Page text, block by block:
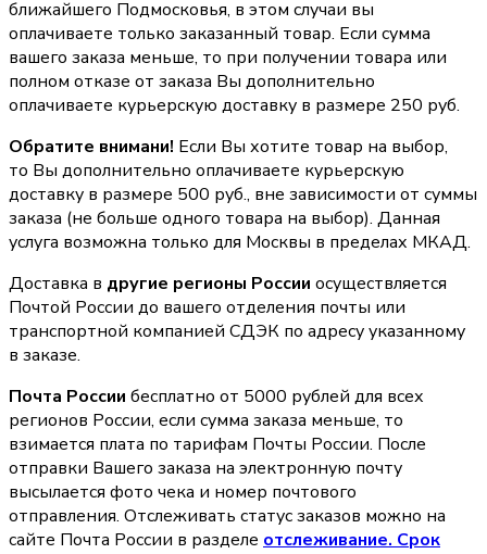
ближайшего Подмосковья, в этом случаи вы
оплачиваете только заказанный товар. Если сумма
вашего заказа меньше, то при получении товара или
полном отказе от заказа Вы дополнительно
оплачиваете курьерскую доставку в размере 250 руб.
Обратите внимани! Если Вы хотите товар на выбор,
то Вы дополнительно оплачиваете курьерскую
доставку в размере 500 руб., вне зависимости от суммы
заказа (не больше одного товара на выбор). Данная
услуга возможна только для Москвы в пределах МКАД.
Доставка в другие регионы России осуществляется
Почтой России до вашего отделения почты или
транспортной компанией СДЭК по адресу указанному
в заказе.
Почта России бесплатно от 5000 рублей для всех
регионов России, если сумма заказа меньше, то
взимается плата по тарифам Почты России. После
отправки Вашего заказа на электронную почту
высылается фото чека и номер почтового
отправления. Отслеживать статус заказов можно на
сайте Почта России в разделе oтслеживание. Срок